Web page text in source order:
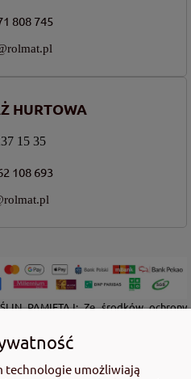
808 745
HURTOWA
15 35
108 693
PAMIĘTAJ: Ze środków ochrony
w etykiecie i informacje
zwroty wskazujące rodzaj zagrożenia
zamieszczonych w etykiecie.
technologie umożliwiają